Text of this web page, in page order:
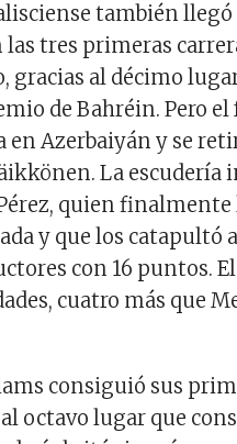
también
las tres primeras
gracias al décimo
de Bahréin. Pero
Azerbaiyán y se
La escudería
quien
y que los catapultó
con 16 puntos.
cuatro más que
consiguió sus
octavo lugar que